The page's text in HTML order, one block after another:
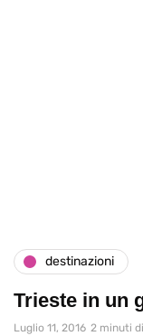
destinazioni
Trieste in un
Luglio 11, 2016 2 minuti